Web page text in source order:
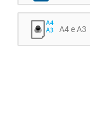
A4 e A3